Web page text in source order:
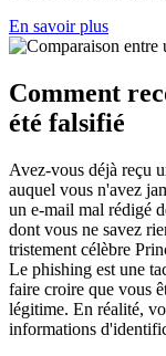
En savoir plus
Comment
été falsifié
Avez-vous déjà reçu
auquel vous n'avez
un e-mail mal rédigé
dont vous ne savez
tristement célèbre
Le phishing est une
faire croire que vous
légitime. En réalité,
informations